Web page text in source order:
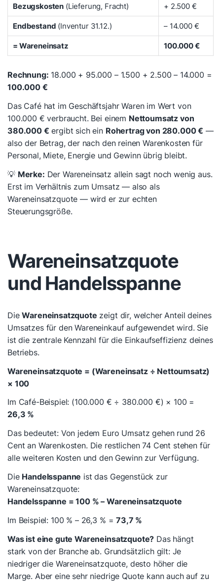
Bezugskosten (Lieferung, Fracht)
+ 2.500 €
Endbestand (Inventur 31.12.)
– 14.000 €
= Wareneinsatz
100.000 €
Rechnung: 18.000 + 95.000 – 1.500 + 2.500 – 14.000 =
100.000 €
Das Café hat im Geschäftsjahr Waren im Wert von
100.000 € verbraucht. Bei einem Nettoumsatz von
380.000 € ergibt sich ein Rohertrag von 280.000 € —
also der Betrag, der nach den reinen Warenkosten für
Personal, Miete, Energie und Gewinn übrig bleibt.
💡 Merke: Der Wareneinsatz allein sagt noch wenig aus.
Erst im Verhältnis zum Umsatz — also als
Wareneinsatzquote — wird er zur echten
Steuerungsgröße.
Wareneinsatzquote
und Handelsspanne
DieWareneinsatzquote zeigt dir, welcher Anteil deines
Umsatzes für den Wareneinkauf aufgewendet wird. Sie
ist die zentrale Kennzahl für die Einkaufseffizienz deines
Betriebs.
Wareneinsatzquote = (Wareneinsatz ÷ Nettoumsatz)
× 100
Im Café-Beispiel: (100.000 € ÷ 380.000 €) × 100 =
26,3 %
Das bedeutet: Von jedem Euro Umsatz gehen rund 26
Cent an Warenkosten. Die restlichen 74 Cent stehen für
alle weiteren Kosten und den Gewinn zur Verfügung.
Die Handelsspanne ist das Gegenstück zur
Wareneinsatzquote:
Handelsspanne = 100 % – Wareneinsatzquote
Im Beispiel: 100 % – 26,3 % =73,7 %
Was ist eine gute Wareneinsatzquote? Das hängt
stark von der Branche ab. Grundsätzlich gilt: Je
niedriger die Wareneinsatzquote, desto höher die
Marge. Aber eine sehr niedrige Quote kann auch auf zu